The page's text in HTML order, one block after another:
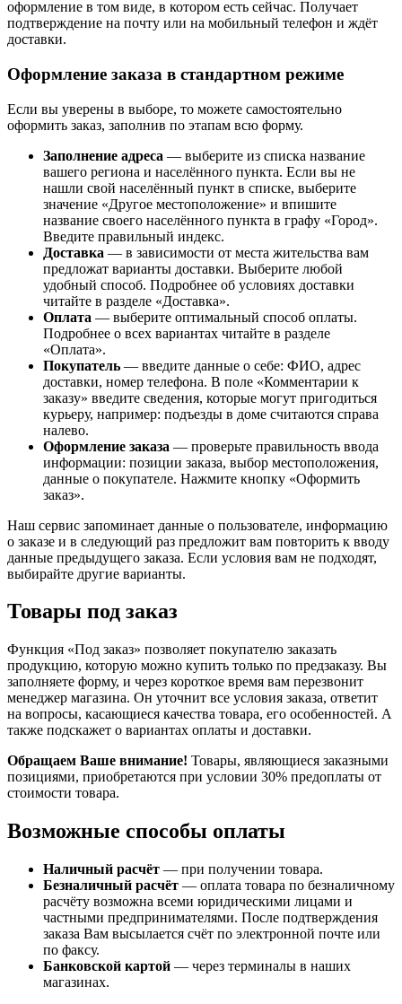
оформление в том виде, в котором есть сейчас. Получает
подтверждение на почту или на мобильный телефон и ждёт
доставки.
Оформление заказа в стандартном режиме
Если вы уверены в выборе, то можете самостоятельно
оформить заказ, заполнив по этапам всю форму.
Заполнение адреса — выберите из списка название
вашего региона и населённого пункта. Если вы не
нашли свой населённый пункт в списке, выберите
значение «Другое местоположение» и впишите
название своего населённого пункта в графу «Город».
Введите правильный индекс.
Доставка — в зависимости от места жительства вам
предложат варианты доставки. Выберите любой
удобный способ. Подробнее об условиях доставки
читайте в разделе «Доставка».
Оплата — выберите оптимальный способ оплаты.
Подробнее о всех вариантах читайте в разделе
«Оплата».
Покупатель — введите данные о себе: ФИО, адрес
доставки, номер телефона. В поле «Комментарии к
заказу» введите сведения, которые могут пригодиться
курьеру, например: подъезды в доме считаются справа
налево.
Оформление заказа — проверьте правильность ввода
информации: позиции заказа, выбор местоположения,
данные о покупателе. Нажмите кнопку «Оформить
заказ».
Наш сервис запоминает данные о пользователе, информацию
о заказе и в следующий раз предложит вам повторить к вводу
данные предыдущего заказа. Если условия вам не подходят,
выбирайте другие варианты.
Товары под заказ
Функция «Под заказ» позволяет покупателю заказать
продукцию, которую можно купить только по предзаказу. Вы
заполняете форму, и через короткое время вам перезвонит
менеджер магазина. Он уточнит все условия заказа, ответит
на вопросы, касающиеся качества товара, его особенностей. А
также подскажет о вариантах оплаты и доставки.
Обращаем Ваше внимание! Товары, являющиеся заказными
позициями, приобретаются при условии 30% предоплаты от
стоимости товара.
Возможные способы оплаты
Наличный расчёт — при получении товара.
Безналичный расчёт — оплата товара по безналичному
расчёту возможна всеми юридическими лицами и
частными предпринимателями. После подтверждения
заказа Вам высылается счёт по электронной почте или
по факсу.
Банковской картой — через терминалы в наших
магазинах.